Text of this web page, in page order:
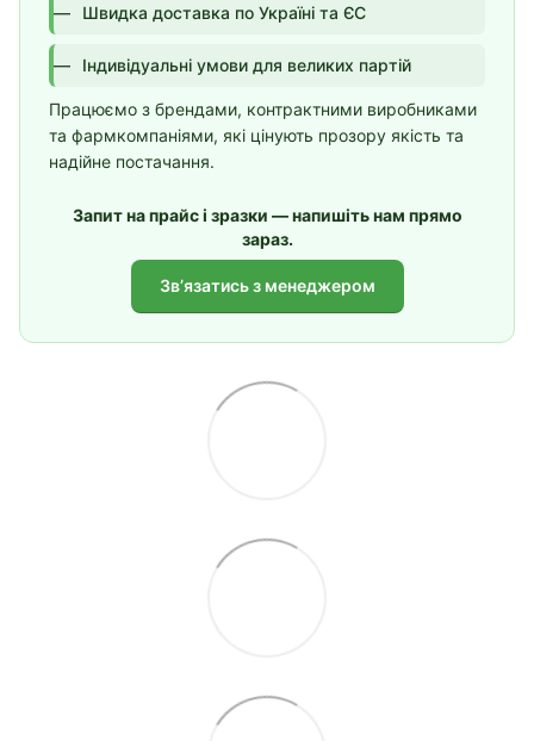
Швидка доставка по Україні та ЄС
Індивідуальні умови для великих партій
Працюємо з брендами, контрактними виробниками
та фармкомпаніями, які цінують прозору якість та
надійне постачання.
Запит на прайс і зразки — напишіть нам прямо
зараз.
Звʼязатись з менеджером